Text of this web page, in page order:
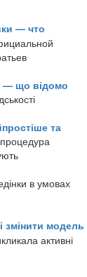
— что
— що відомо
та
в умовах
змінити модель
активні